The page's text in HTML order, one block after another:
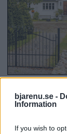
bjarenu.se -
Information
If you wish to